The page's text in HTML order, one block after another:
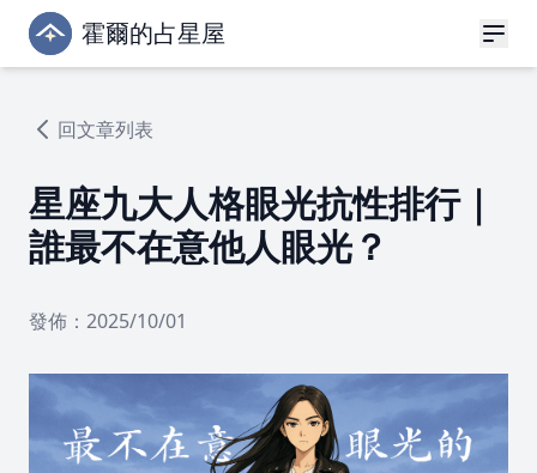
霍爾的占星屋
回文章列表
星座九大人格眼光抗性排行｜
誰最不在意他人眼光？
發佈：2025/10/01